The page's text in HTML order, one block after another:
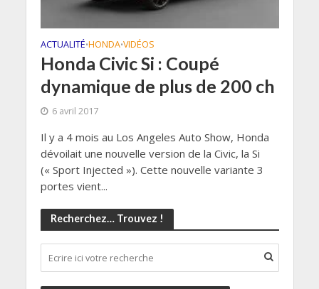
ACTUALITÉ•HONDA•VIDÉOS
Honda Civic Si : Coupé
dynamique de plus de 200 ch
6 avril 2017
Il y a 4 mois au Los Angeles Auto Show, Honda
dévoilait une nouvelle version de la Civic, la Si
(« Sport Injected »). Cette nouvelle variante 3
portes vient...
Recherchez… Trouvez !